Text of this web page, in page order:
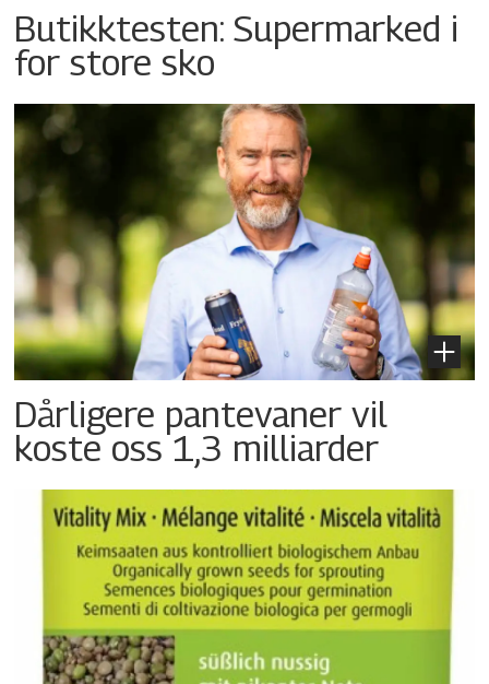
Butikktesten: Supermarked i
for store sko
Dårligere pantevaner vil
koste oss 1,3 milliarder